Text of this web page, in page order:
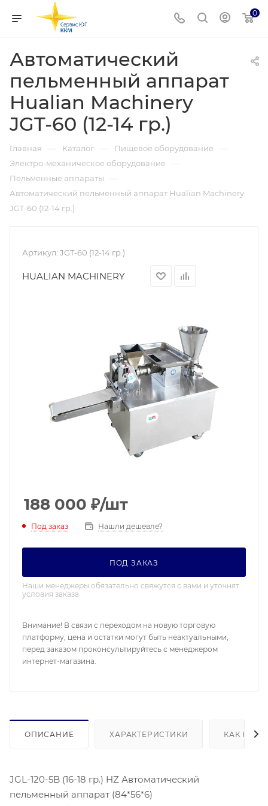
0
Автоматический
пельменный аппарат
Hualian Machinery
JGT-60 (12-14 гр.)
Главная — Каталог — Пищевое оборудование —
Электро-механическое оборудование —
Пельменные аппараты —
Автоматический пельменный аппарат Hualian Machinery
JGT-60 (12-14 гр.)
Артикул: JGT-60 (12-14 гр.)
HUALIAN MACHINERY
188 000 ₽/шт
Под заказ Нашли дешевле?
ПОД ЗАКАЗ
Наши менеджеры обязательно свяжутся с вами и уточнят
условия заказа
Внимание! В связи с переходом на новую торговую
платформу, цена и остатки могут быть неактуальными,
перед заказом проконсультируйтесь с менеджером
интернет-магазина.
ОПИСАНИЕ ХАРАКТЕРИСТИКИ КАК
JGL-120-5B (16-18 гр.) HZ Автоматический
пельменный аппарат (84*56*6)